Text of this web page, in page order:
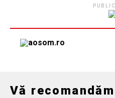
Vă recomandăm